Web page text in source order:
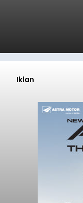
Iklan